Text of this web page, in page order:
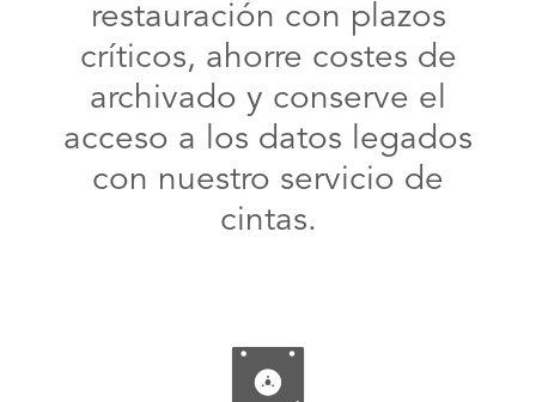
restauración con plazos
críticos, ahorre costes de
archivado y conserve el
acceso a los datos legados
con nuestro servicio de
cintas.